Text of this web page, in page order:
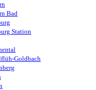
Bad
Station
Goldbach